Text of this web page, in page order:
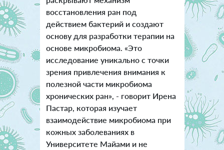
восстановления ран под
действием бактерий и создают
основу для разработки терапии на
основе микробиома. «Это
исследование уникально с точки
зрения привлечения внимания к
полезной части микробиома
хронических ран», - говорит Ирена
Пастар, которая изучает
взаимодействие микробиома при
кожных заболеваниях в
Университете Майами и не